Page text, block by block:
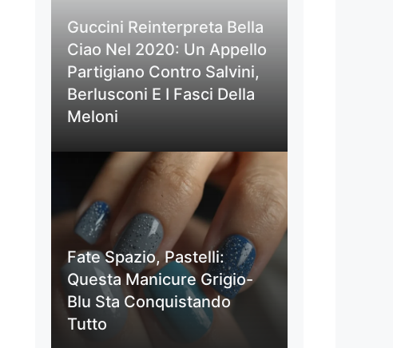
Guccini Reinterpreta Bella
Ciao Nel 2020: Un Appello
Partigiano Contro Salvini,
Berlusconi E I Fasci Della
Meloni
Fate Spazio, Pastelli:
Questa Manicure Grigio-
Blu Sta Conquistando
Tutto